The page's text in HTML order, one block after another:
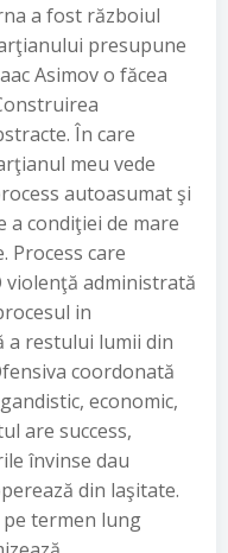
a fost războiul
presupune
Asimov o făcea
În care
meu vede
autoasumat şi
condiţiei de mare
Process care
violenţă administrată
in
a restului lumii din
coordonată
economic,
are success,
învinse dau
din laşitate.
termen lung